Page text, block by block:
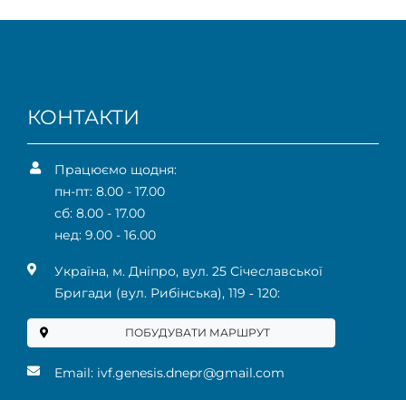
КОНТАКТИ
Працюємо щодня:
пн-пт: 8.00 - 17.00
сб: 8.00 - 17.00
нед: 9.00 - 16.00
Українa, м. Дніпро, вул. 25 Січеславської
Бригади (вул. Рибінська), 119 ‑ 120:
ПОБУДУВАТИ МАРШРУТ
Email: ivf.genesis.dnepr@gmail.com